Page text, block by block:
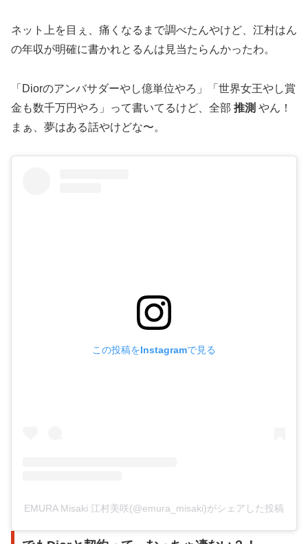
ネット上を目ぇ、痛くなるまで調べたんやけど、江村はん
の年収が明確に書かれとるんは見当たらんかったわ。
「Diorのアンバサダーやし億単位やろ」「世界女王やし賞
金も数千万円やろ」って書いてるけど、全部 推測 やん！
まぁ、夢はある話やけどな〜。
この投稿をInstagramで見る
EMURA Misaki 江村美咲(@emura_misaki)がシェアした投稿